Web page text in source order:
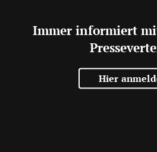
Immer informiert
Hier